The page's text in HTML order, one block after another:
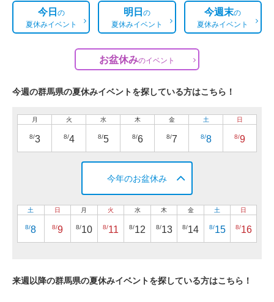
今日の
夏休みイベント
明日の
夏休みイベント
今週末の
夏休みイベント
お盆休みのイベント
今週の群馬県の夏休みイベントを探している方はこちら！
月
8/3
火
8/4
水
8/5
木
8/6
金
8/7
土
8/8
日
8/9
今年のお盆休み
土
8/8
日
8/9
月
8/10
火
8/11
水
8/12
木
8/13
金
8/14
土
8/15
日
8/16
来週以降の群馬県の夏休みイベントを探している方はこちら！